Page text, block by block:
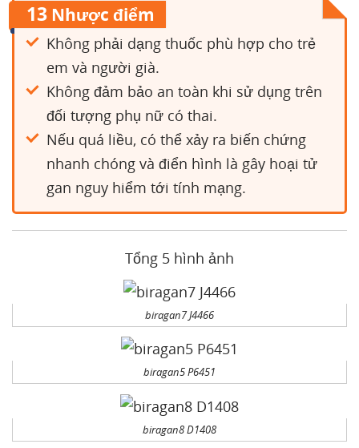
13 Nhược điểm
Không phải dạng thuốc phù hợp cho trẻ
em và người già.
Không đảm bảo an toàn khi sử dụng trên
đối tượng phụ nữ có thai.
Nếu quá liều, có thể xảy ra biến chứng
nhanh chóng và điển hình là gây hoại tử
gan nguy hiểm tới tính mạng.
Tổng 5 hình ảnh
biragan7 J4466
biragan5 P6451
biragan8 D1408